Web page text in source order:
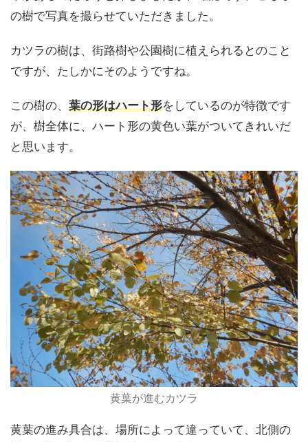
の樹で写真を撮らせていただきました。
カツラの樹は、街路樹や公園樹に植えられるとのこと
ですが、たしかにそのようですね。
この樹の、 葉の形はハート形をしているのが特徴です
が、樹全体に、ハート形の黄色い葉がついてきれいだ
と思います。
黄葉が進むカツラ
黄葉の進み具合は、場所によって違っていて、北側の